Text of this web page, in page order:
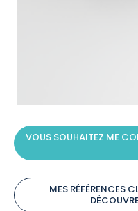
VOUS SOUHAITEZ ME
MES RÉFÉRENCES